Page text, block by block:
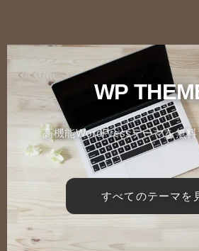
WP
高機能WordPressテーマを無
すべてのテーマを